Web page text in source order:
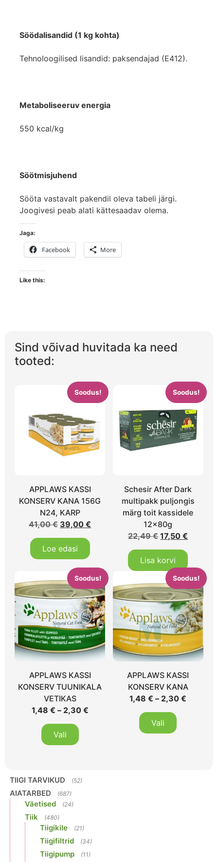
Söödalisandid (1 kg kohta)
Tehnoloogilised lisandid: paksendajad (E412).
Metaboliseeruv energia
550 kcal/kg
Söötmisjuhend
Sööta vastavalt pakendil oleva tabeli järgi.
Joogivesi peab alati kättesaadav olema.
Jaga:
Facebook More
Like this:
Sind võivad huvitada ka need
tooted:
Soodus!
APPLAWS KASSI
KONSERV KANA 156G
N24, KARP
41,00€ 39,00€
Loe edasi
Soodus!
Schesir After Dark
multipakk puljongis
märg toit kassidele
12x80g
22,49€ 17,50€
Lisa korvi
Soodus!
APPLAWS KASSI
KONSERV TUUNIKALA
VETIKAS
1,48 € – 2,30 €
Vali
Soodus!
APPLAWS KASSI
KONSERV KANA
1,48€ – 2,30€
Vali
TIIGI TARVIKUD (52)
AIATARBED (687)
Väetised (24)
Tiik (480)
Tiigikile (21)
Tiigifiltrid (34)
Tiigipump (11)